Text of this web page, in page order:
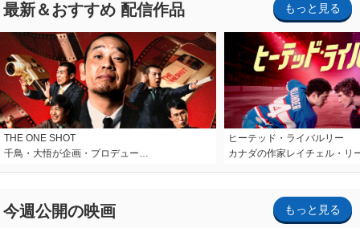
最新＆おすすめ 配信作品 もっと見る
THE ONE SHOT
千鳥・大悟が企画・プロデュー…
ヒーテッド・ライバルリー
カナダの作家レイチェル・リ
今週公開の映画 もっと見る